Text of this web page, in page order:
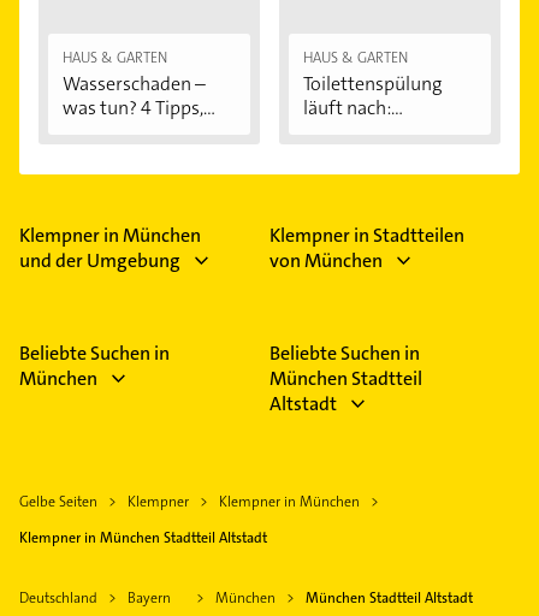
HAUS & GARTEN
Wasserschaden –
was tun? 4 Tipps,...
HAUS & GARTEN
Toilettenspülung
läuft nach:...
Klempner in München
und der Umgebung
Klempner in Stadtteilen
von München
Beliebte Suchen in
München
Beliebte Suchen in
München Stadtteil
Altstadt
Gelbe Seiten Klempner
Klempner in München
Klempner in München Stadtteil Altstadt
Deutschland Bayern München München Stadtteil Altstadt